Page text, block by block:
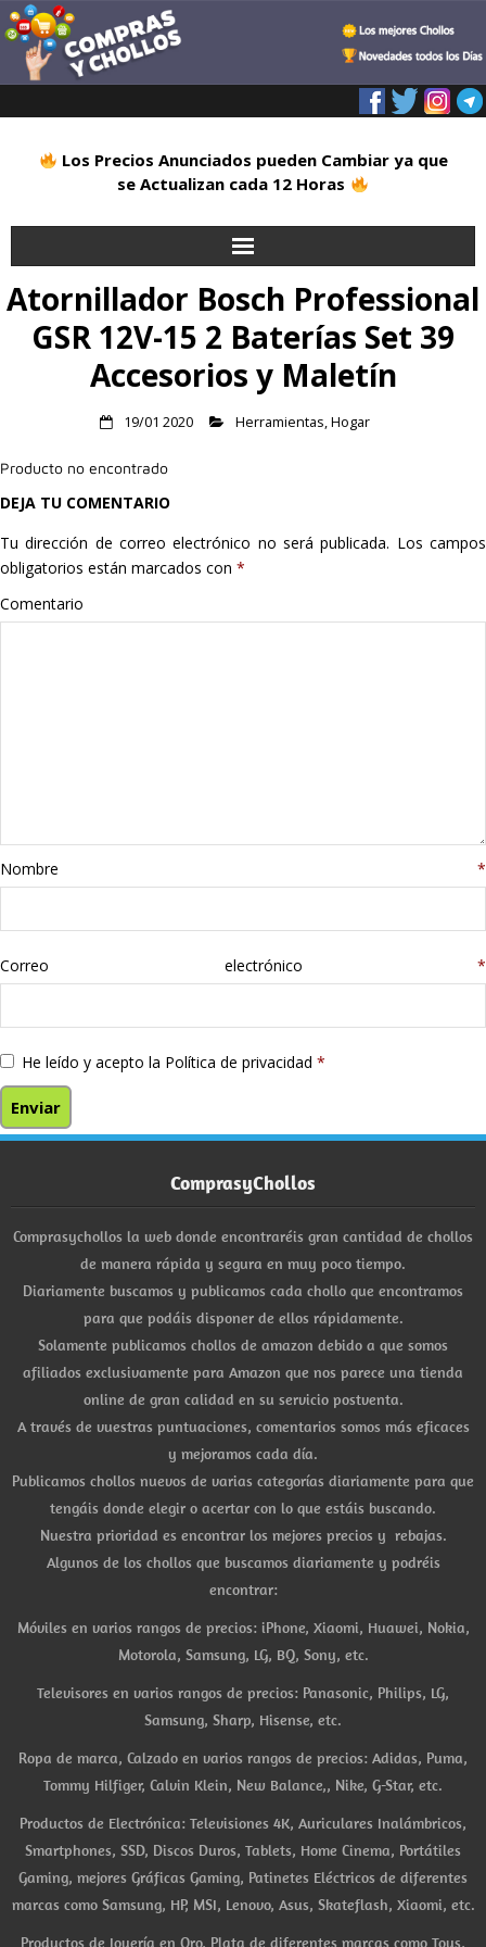
Los Precios Anunciados pueden Cambiar ya que
se Actualizan cada 12 Horas
Inicio
Alimentación
Hogar
Informática
Listas
libros
Atornillador Bosch Professional
GSR 12V-15 2 Baterías Set 39
Accesorios y Maletín
19/01 2020 Herramientas,Hogar
Producto no encontrado
DEJA TU COMENTARIO
Tu dirección de correo electrónico no será publicada. Los campos
obligatorios están marcados con *
Comentario
Nombre *
Correo electrónico *
He leído y acepto la Política de privacidad *
ComprasyChollos
Comprasychollos la web donde encontraréis gran cantidad de chollos
de manera rápida y segura en muy poco tiempo.
Diariamente buscamos y publicamos cada chollo que encontramos
para que podáis disponer de ellos rápidamente.
Solamente publicamos chollos de amazon debido a que somos
afiliados exclusivamente para Amazon que nos parece una tienda
online de gran calidad en su servicio postventa.
A través de vuestras puntuaciones, comentarios somos más eficaces
y mejoramos cada día.
Publicamos chollos nuevos de varias categorías diariamente para que
tengáis donde elegir o acertar con lo que estáis buscando.
Nuestra prioridad es encontrar los mejores precios y rebajas.
Algunos de los chollos que buscamos diariamente y podréis
encontrar:
Móviles en varios rangos de precios: iPhone, Xiaomi, Huawei, Nokia,
Motorola, Samsung, LG, BQ, Sony, etc.
Televisores en varios rangos de precios: Panasonic, Philips, LG,
Samsung, Sharp, Hisense, etc.
Ropa de marca, Calzado en varios rangos de precios: Adidas, Puma,
Tommy Hilfiger, Calvin Klein, New Balance,, Nike, G-Star, etc.
Productos de Electrónica: Televisiones 4K, Auriculares Inalámbricos,
Smartphones, SSD, Discos Duros, Tablets, Home Cinema, Portátiles
Gaming, mejores Gráficas Gaming, Patinetes Eléctricos de diferentes
marcas como Samsung, HP, MSI, Lenovo, Asus, Skateflash, Xiaomi, etc.
Productos de Joyería en Oro, Plata de diferentes marcas como Tous,